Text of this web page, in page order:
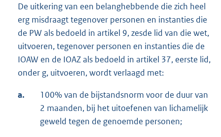
De uitkering van een belanghebbende die zich heel
erg misdraagt tegenover personen en instanties die
de PW als bedoeld in artikel 9, zesde lid van die wet,
uitvoeren, tegenover personen en instanties die de
IOAW en de IOAZ als bedoeld in artikel 37, eerste lid,
onder g, uitvoeren, wordt verlaagd met:
a.
100% van de bijstandsnorm voor de duur van
2 maanden, bij het uitoefenen van lichamelijk
geweld tegen de genoemde personen;